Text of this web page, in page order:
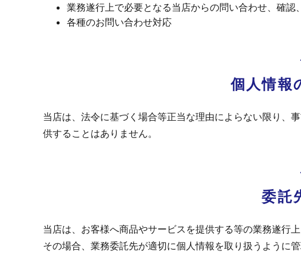
業務遂行上で必要となる当店からの問い合わせ、確
各種のお問い合わせ対応
個人情報
当店は、法令に基づく場合等正当な理由によらない限り、
供することはありません。
委託
当店は、お客様へ商品やサービスを提供する等の業務遂行
その場合、業務委託先が適切に個人情報を取り扱うように管